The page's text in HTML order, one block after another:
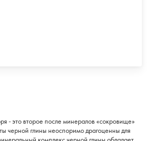
- это второе после минералов «сокровище»
черной глины неоспоримо драгоценны для